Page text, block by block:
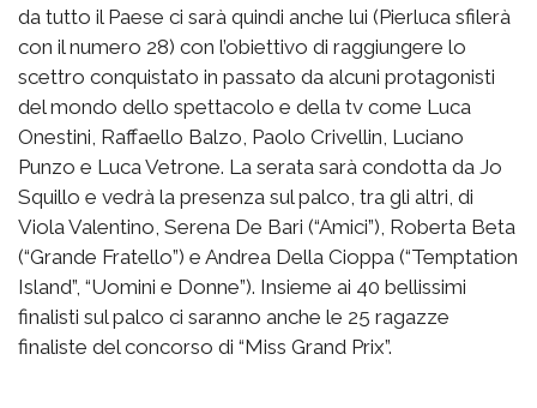
da tutto il Paese ci sarà quindi anche lui (Pierluca sfilerà
con il numero 28) con l’obiettivo di raggiungere lo
scettro conquistato in passato da alcuni protagonisti
del mondo dello spettacolo e della tv come Luca
Onestini, Raffaello Balzo, Paolo Crivellin, Luciano
Punzo e Luca Vetrone. La serata sarà condotta da Jo
Squillo e vedrà la presenza sul palco, tra gli altri, di
Viola Valentino, Serena De Bari (“Amici”), Roberta Beta
(“Grande Fratello”) e Andrea Della Cioppa (“Temptation
Island”, “Uomini e Donne”). Insieme ai 40 bellissimi
finalisti sul palco ci saranno anche le 25 ragazze
finaliste del concorso di “Miss Grand Prix”.